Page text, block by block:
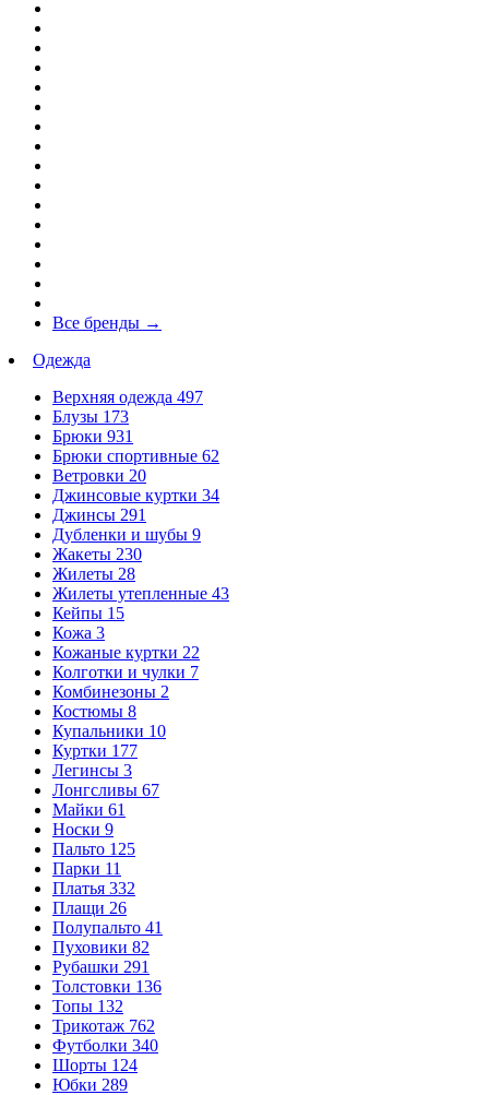
Все бренды →
Одежда
Верхняя одежда 497
Блузы 173
Брюки 931
Брюки спортивные 62
Ветровки 20
Джинсовые куртки 34
Джинсы 291
Дубленки и шубы 9
Жакеты 230
Жилеты 28
Жилеты утепленные 43
Кейпы 15
Кожа 3
Кожаные куртки 22
Колготки и чулки 7
Комбинезоны 2
Костюмы 8
Купальники 10
Куртки 177
Легинсы 3
Лонгсливы 67
Майки 61
Носки 9
Пальто 125
Парки 11
Платья 332
Плащи 26
Полупальто 41
Пуховики 82
Рубашки 291
Толстовки 136
Топы 132
Трикотаж 762
Футболки 340
Шорты 124
Юбки 289